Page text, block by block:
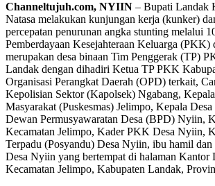
Channeltujuh.com, NYIIN – Bupati Landak
Natasa melakukan kunjungan kerja (kunker)
percepatan penurunan angka stunting melalui
Pemberdayaan Kesejahteraan Keluarga
merupakan desa binaan Tim Penggerak (TP)
Landak dengan dihadiri Ketua TP PKK
Organisasi Perangkat Daerah (OPD) terkait,
Kepolisian Sektor (Kapolsek) Ngabang, Kepala
Masyarakat (Puskesmas) Jelimpo, Kepala
Dewan Permusyawaratan Desa (BPD) Nyiin,
Kecamatan Jelimpo, Kader PKK Desa Nyiin,
Terpadu (Posyandu) Desa Nyiin, ibu hamil
Desa Nyiin yang bertempat di halaman Kantor
Kecamatan Jelimpo, Kabupaten Landak,